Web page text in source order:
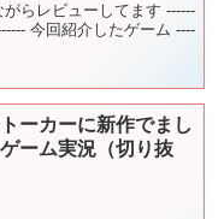
らレビューしてます ------
今回紹介したゲーム ----
ーカーに新作でまし
ーム実況（切り抜